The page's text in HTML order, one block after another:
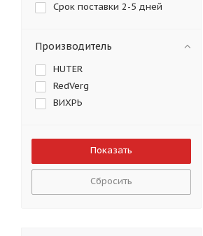
Срок поставки 2-5 дней
Производитель
HUTER
RedVerg
ВИХРЬ
Сбросить